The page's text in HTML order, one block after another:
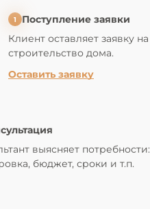
1
Поступление заявки
Клиент оставляет заявку на
строительство дома.
Оставить заявку
выясняет потребности:
бюджет, сроки и т.п.